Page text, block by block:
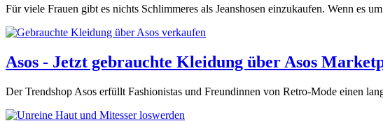
Für viele Frauen gibt es nichts Schlimmeres als Jeanshosen einzukaufen. Wenn
Asos - Jetzt gebrauchte Kleidung über Asos
Der Trendshop Asos erfüllt Fashionistas und Freundinnen von Retro-Mode einen